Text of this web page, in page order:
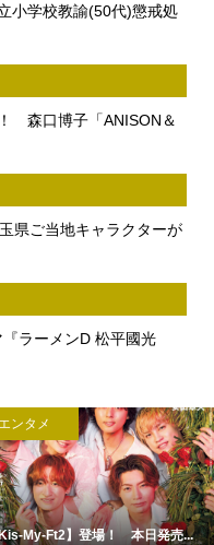
小学校教諭(50代)懲戒処
森口博子「ANISON＆
県ご当地キャラクターが
ラーメンD 松平國光
『北山宏光 T...
エンタ
【福山雅